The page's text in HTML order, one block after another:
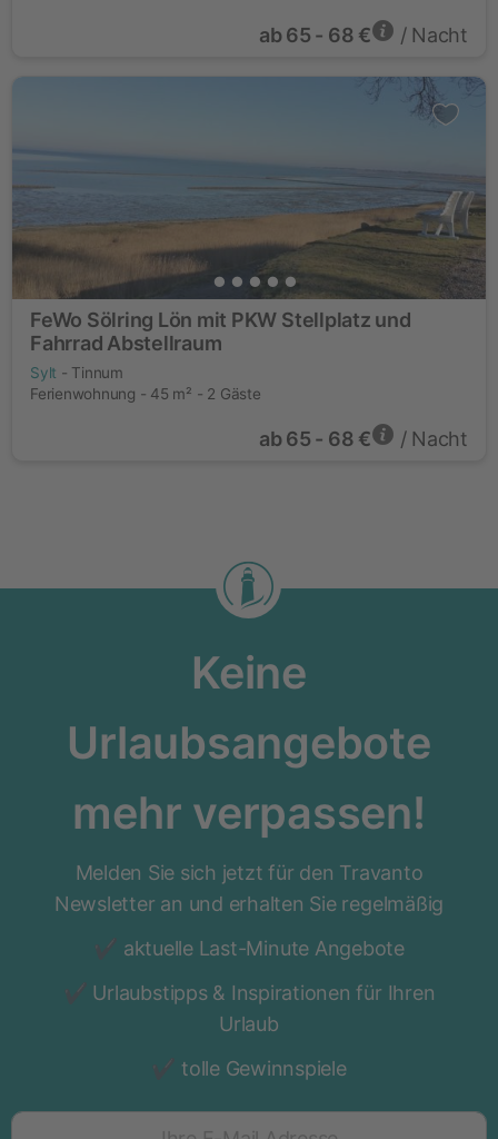
ab65 - 68 € / Nacht
FeWo Sölring Lön mit PKW Stellplatz und
Fahrrad Abstellraum
Sylt - Tinnum
Ferienwohnung - 45 m² - 2 Gäste
ab65 - 68 € / Nacht
Keine
Urlaubsangebote
mehr verpassen!
Melden Sie sich jetzt für den Travanto
Newsletter an und erhalten Sie regelmäßig
aktuelle Last-Minute Angebote
Urlaubstipps & Inspirationen für Ihren
Urlaub
tolle Gewinnspiele